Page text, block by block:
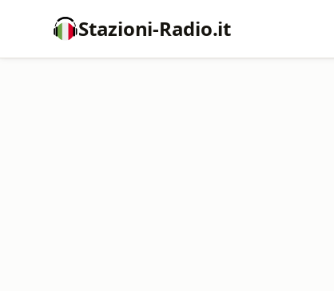
Stazioni-Radio.it